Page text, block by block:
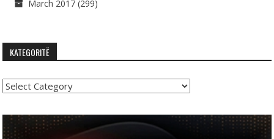
March 2017 (299)
KATEGORITË
Kategoritë